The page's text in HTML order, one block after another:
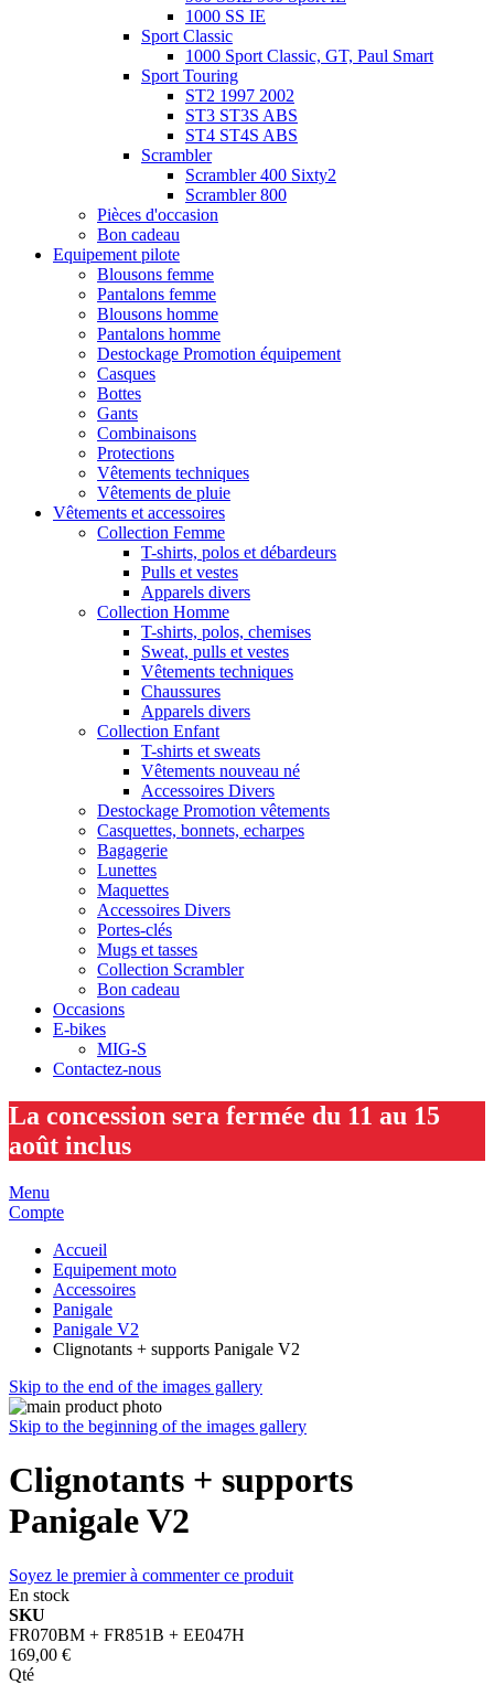
1000 SS IE
Sport Classic
1000 Sport Classic, GT, Paul Smart
Sport Touring
ST2 1997 2002
ST3 ST3S ABS
ST4 ST4S ABS
Scrambler
Scrambler 400 Sixty2
Scrambler 800
Pièces d'occasion
Bon cadeau
Equipement pilote
Blousons femme
Pantalons femme
Blousons homme
Pantalons homme
Destockage Promotion équipement
Casques
Bottes
Gants
Combinaisons
Protections
Vêtements techniques
Vêtements de pluie
Vêtements et accessoires
Collection Femme
T-shirts, polos et débardeurs
Pulls et vestes
Apparels divers
Collection Homme
T-shirts, polos, chemises
Sweat, pulls et vestes
Vêtements techniques
Chaussures
Apparels divers
Collection Enfant
T-shirts et sweats
Vêtements nouveau né
Accessoires Divers
Destockage Promotion vêtements
Casquettes, bonnets, echarpes
Bagagerie
Lunettes
Maquettes
Accessoires Divers
Portes-clés
Mugs et tasses
Collection Scrambler
Bon cadeau
Occasions
E-bikes
MIG-S
Contactez-nous
La concession sera fermée du 11 au 15
août inclus
Menu
Compte
Accueil
Equipement moto
Accessoires
Panigale
Panigale V2
Clignotants + supports Panigale V2
Skip to the end of the images gallery
Skip to the beginning of the images gallery
Clignotants + supports
Panigale V2
Soyez le premier à commenter ce produit
En stock
SKU
FR070BM + FR851B + EE047H
169,00 €
Qté